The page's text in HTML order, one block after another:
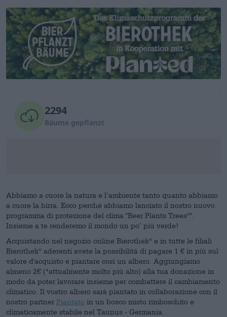
Abbiamo a cuore la natura e l’ambiente tanto quanto abbiamo
a cuore la birra. Ecco perché abbiamo lanciato il nostro nuovo
programma di protezione del clima "Beer Plants Trees ®".
Insieme a te renderemo il mondo un po’ più verde!
Acquistando nel negozio online Bierothek®
e in tutte le filiali
Bierothek® aderenti avete la possibilità di pagare 1 € in più sul
valore d'acquisto e piantare così un albero. Aggiungiamo
almeno 2€ (*attualmente molto più alto) alla tua donazione in
modo da poter lavorare insieme per combattere il cambiamento
climatico. Il vostro albero sarà piantato in collaborazione con il
nostro partner Piantato in un bosco misto rimboschito e
climaticamente stabile nel Taunus - Germania.